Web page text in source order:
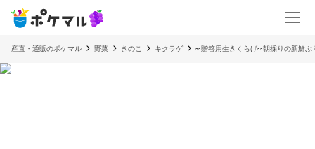
産直・通販のポケマル 野菜 きのこ キクラゲ ▫️▫️贈答用生きくらげ▫️▫️朝採りの新鮮